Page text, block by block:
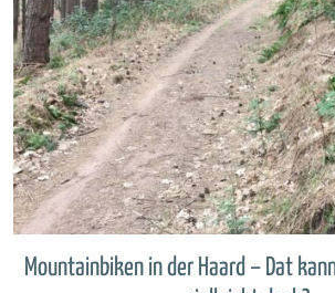
Mountainbiken in der Haard – Dat